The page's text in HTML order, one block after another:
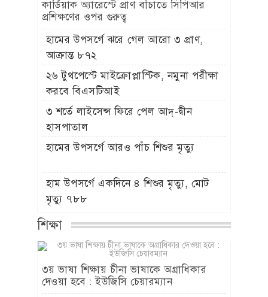
কার্ডিয়াক অ্যারেস্টে প্রাণ বাঁচাতে সিপিআর
প্রশিক্ষণের ওপর গুরুত্ব
হামের উপসর্গে ঝরে গেল আরো ৩ প্রাণ,
আক্রান্ত ৮৭২
২৬ টুথপেস্টে মাইক্রোপ্লাস্টিক, নমুনা পরীক্ষা
করবে বিএসটিআই
৩ শর্তে লাইসেন্স ফিরে পেল আদ্-দ্বীন
হাসপাতাল
হামের উপসর্গে আরও পাঁচ শিশুর মৃত্যু
হাম উপসর্গে একদিনে ৪ শিশুর মৃত্যু, মোট
মৃত্যু ৭৮৮
শিক্ষা
৩য় ভাষা শিক্ষায় চীনা ভাষাকে অগ্রাধিকার
দেওয়া হবে : ইউজিসি চেয়ারম্যান